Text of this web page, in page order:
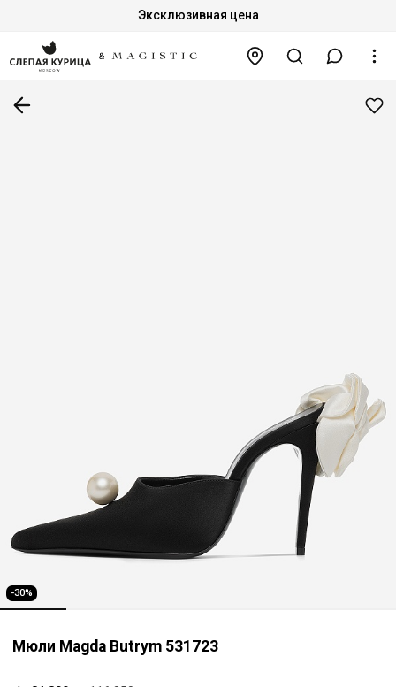
Эксклюзивная цена
-30%
Мюли Magda Butrym 531723